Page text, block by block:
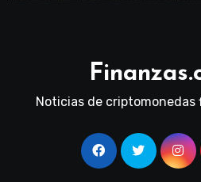
Noticias de criptomonedas